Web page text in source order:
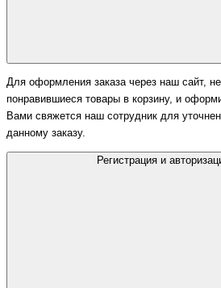
Для оформления заказа через наш сайт,
понравившиеся товары в корзину, и
Вами свяжется наш сотрудник для
данному заказу.
Регистрация и